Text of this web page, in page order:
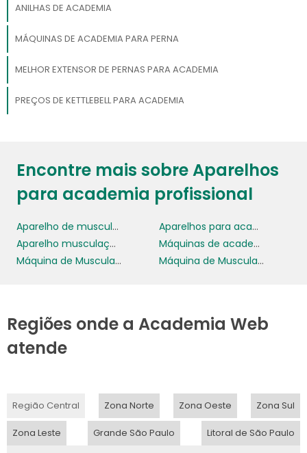
ANILHAS DE ACADEMIA
MÁQUINAS DE ACADEMIA PARA PERNA
MELHOR EXTENSOR DE PERNAS PARA ACADEMIA
PREÇOS DE KETTLEBELL PARA ACADEMIA
Encontre mais sobre Aparelhos
para academia profissional
Aparelho de musculação residencial completo
Aparelhos para academia profissional
Aparelho musculação completo
Máquinas de academia para perna
Máquina de Musculação
Máquina de Musculação Profissional
Regiões onde a Academia Web
atende
Região Central Zona Norte Zona Oeste Zona Sul
Zona Leste Grande São Paulo Litoral de São Paulo